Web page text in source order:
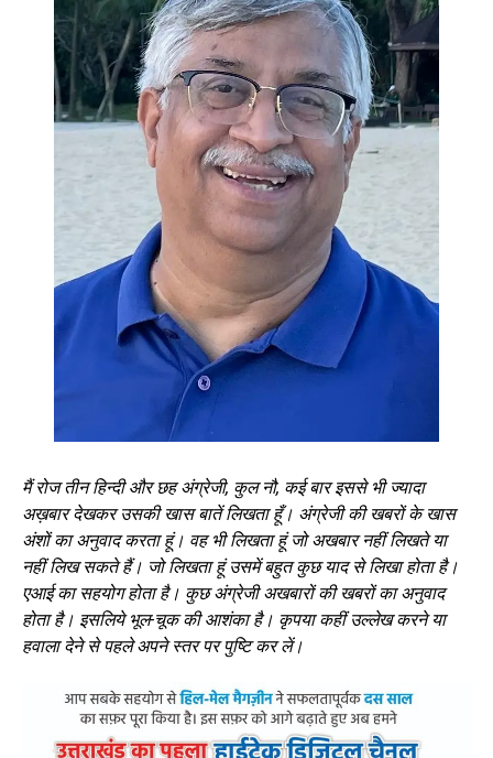
मैं रोज तीन हिन्दी और छह अंग्रेजी, कुल नौ, कई बार इससे भी ज्यादा
अख़बार देखकर उसकी खास बातें लिखता हूँ। अंग्रेजी की खबरों के खास
अंशों का अनुवाद करता हूं। वह भी लिखता हूं जो अखबार नहीं लिखते या
नहीं लिख सकते हैं। जो लिखता हूं उसमें बहुत कुछ याद से लिखा होता है।
एआई का सहयोग होता है। कुछ अंग्रेजी अखबारों की खबरों का अनुवाद
होता है। इसलिये भूल-चूक की आशंका है। कृपया कहीं उल्लेख करने या
हवाला देने से पहले अपने स्तर पर पुष्टि कर लें।